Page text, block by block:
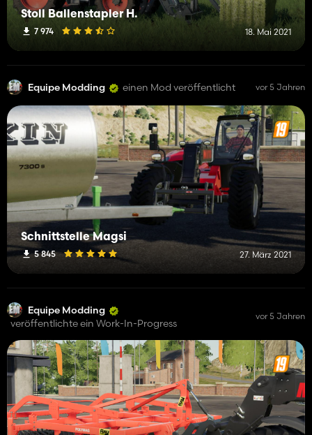
Stoll Ballenstapler H.
7 974 18. Mai 2021
Equipe Modding einen Mod veröffentlicht vor 5 Jahren
Schnittstelle Magsi
5 845 27. März 2021
Equipe Modding
veröffentlichte ein Work-In-Progress
vor 5 Jahren